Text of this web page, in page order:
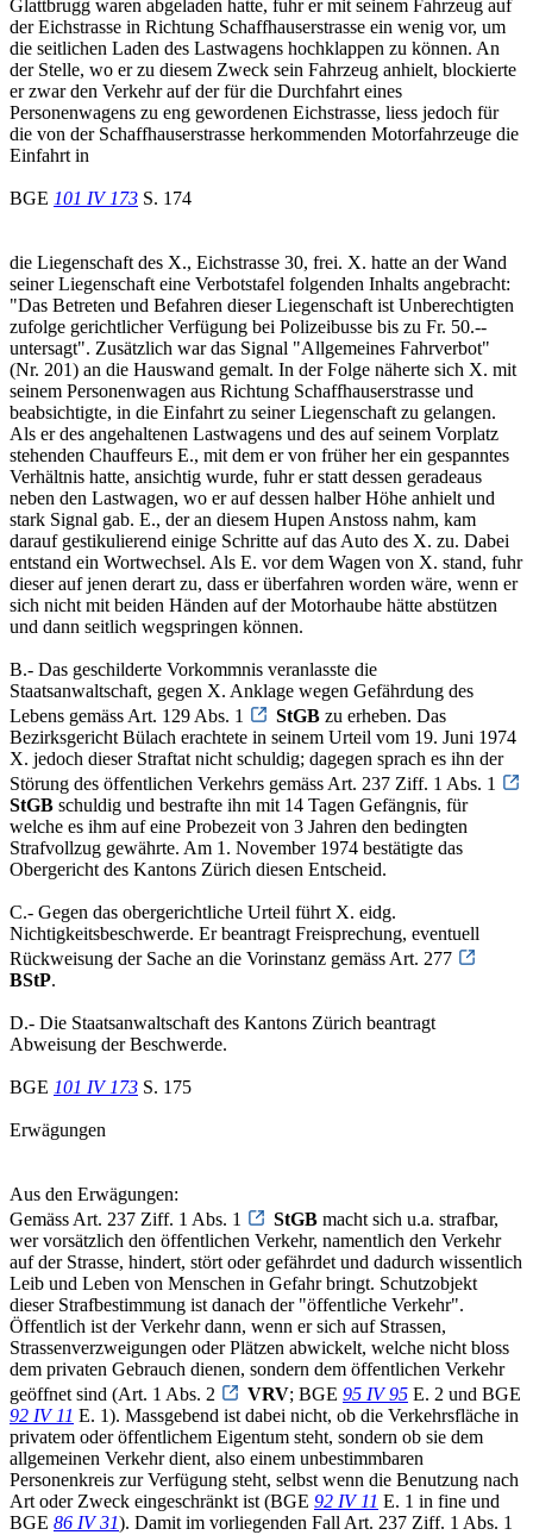
Glattbrugg waren abgeladen hatte, fuhr er mit seinem Fahrzeug auf
der Eichstrasse in Richtung Schaffhauserstrasse ein wenig vor, um
die seitlichen Laden des Lastwagens hochklappen zu können. An
der Stelle, wo er zu diesem Zweck sein Fahrzeug anhielt, blockierte
er zwar den Verkehr auf der für die Durchfahrt eines
Personenwagens zu eng gewordenen Eichstrasse, liess jedoch für
die von der Schaffhauserstrasse herkommenden Motorfahrzeuge die
Einfahrt in
BGE 101 IV 173 S. 174
die Liegenschaft des X., Eichstrasse 30, frei. X. hatte an der Wand
seiner Liegenschaft eine Verbotstafel folgenden Inhalts angebracht:
"Das Betreten und Befahren dieser Liegenschaft ist Unberechtigten
zufolge gerichtlicher Verfügung bei Polizeibusse bis zu Fr. 50.--
untersagt". Zusätzlich war das Signal "Allgemeines Fahrverbot"
(Nr. 201) an die Hauswand gemalt. In der Folge näherte sich X. mit
seinem Personenwagen aus Richtung Schaffhauserstrasse und
beabsichtigte, in die Einfahrt zu seiner Liegenschaft zu gelangen.
Als er des angehaltenen Lastwagens und des auf seinem Vorplatz
stehenden Chauffeurs E., mit dem er von früher her ein gespanntes
Verhältnis hatte, ansichtig wurde, fuhr er statt dessen geradeaus
neben den Lastwagen, wo er auf dessen halber Höhe anhielt und
stark Signal gab. E., der an diesem Hupen Anstoss nahm, kam
darauf gestikulierend einige Schritte auf das Auto des X. zu. Dabei
entstand ein Wortwechsel. Als E. vor dem Wagen von X. stand, fuhr
dieser auf jenen derart zu, dass er überfahren worden wäre, wenn er
sich nicht mit beiden Händen auf der Motorhaube hätte abstützen
und dann seitlich wegspringen können.
B.- Das geschilderte Vorkommnis veranlasste die
Staatsanwaltschaft, gegen X. Anklage wegen Gefährdung des
Lebens gemäss Art. 129 Abs. 1
StGB zu erheben. Das
Bezirksgericht Bülach erachtete in seinem Urteil vom 19. Juni 1974
X. jedoch dieser Straftat nicht schuldig; dagegen sprach es ihn der
Störung des öffentlichen Verkehrs gemäss Art. 237 Ziff. 1 Abs. 1
StGB schuldig und bestrafte ihn mit 14 Tagen Gefängnis, für
welche es ihm auf eine Probezeit von 3 Jahren den bedingten
Strafvollzug gewährte. Am 1. November 1974 bestätigte das
Obergericht des Kantons Zürich diesen Entscheid.
C.- Gegen das obergerichtliche Urteil führt X. eidg.
Nichtigkeitsbeschwerde. Er beantragt Freisprechung, eventuell
Rückweisung der Sache an die Vorinstanz gemäss Art. 277
BStP.
D.- Die Staatsanwaltschaft des Kantons Zürich beantragt
Abweisung der Beschwerde.
BGE 101 IV 173 S. 175
Erwägungen
Aus den Erwägungen:
Gemäss Art. 237 Ziff. 1 Abs. 1
StGB macht sich u.a. strafbar,
wer vorsätzlich den öffentlichen Verkehr, namentlich den Verkehr
auf der Strasse, hindert, stört oder gefährdet und dadurch wissentlich
Leib und Leben von Menschen in Gefahr bringt. Schutzobjekt
dieser Strafbestimmung ist danach der "öffentliche Verkehr".
Öffentlich ist der Verkehr dann, wenn er sich auf Strassen,
Strassenverzweigungen oder Plätzen abwickelt, welche nicht bloss
dem privaten Gebrauch dienen, sondern dem öffentlichen Verkehr
geöffnet sind (Art. 1 Abs. 2
VRV; BGE 95 IV 95 E. 2 und BGE
92 IV 11 E. 1). Massgebend ist dabei nicht, ob die Verkehrsfläche in
privatem oder öffentlichem Eigentum steht, sondern ob sie dem
allgemeinen Verkehr dient, also einem unbestimmbaren
Personenkreis zur Verfügung steht, selbst wenn die Benutzung nach
Art oder Zweck eingeschränkt ist (BGE 92 IV 11 E. 1 in fine und
BGE 86 IV 31). Damit im vorliegenden Fall Art. 237 Ziff. 1 Abs. 1